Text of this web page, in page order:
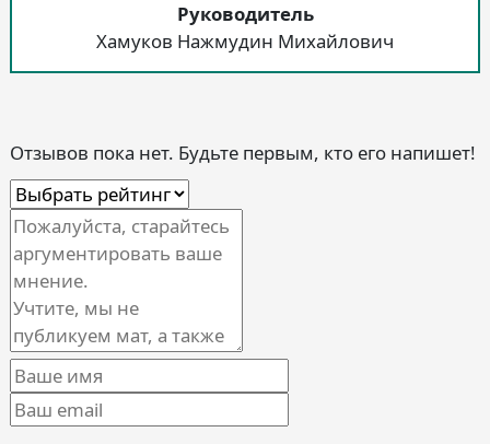
Руководитель
Хамуков Нажмудин Михайлович
Отзывов пока нет. Будьте первым, кто его напишет!